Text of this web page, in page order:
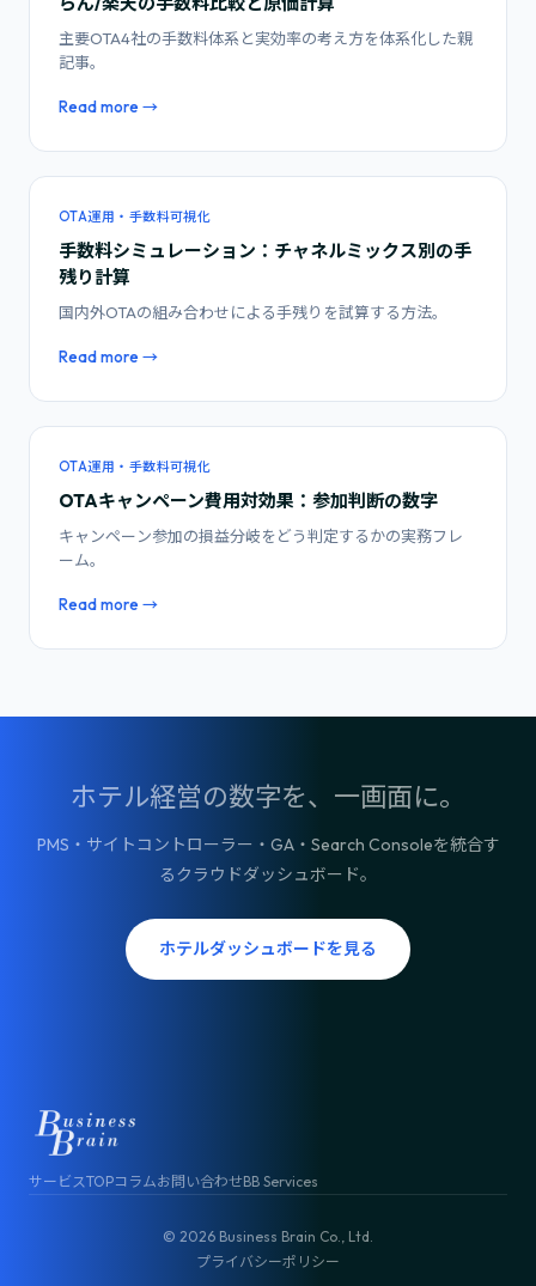
主要OTA4社の手数料体系と実効率の考え方を体系化した親
記事。
Read more →
OTA運用・手数料可視化
手数料シミュレーション：チャネルミックス別の手
残り計算
国内外OTAの組み合わせによる手残りを試算する方法。
Read more →
OTA運用・手数料可視化
OTAキャンペーン費用対効果：参加判断の数字
キャンペーン参加の損益分岐をどう判定するかの実務フレ
ーム。
Read more →
ホテル経営の数字を、一画面に。
PMS・サイトコントローラー・GA・Search Consoleを統合す
るクラウドダッシュボード。
ホテルダッシュボードを見る
サービスTOPコラムお問い合わせBB Services
© 2026 Business Brain Co., Ltd.
プライバシーポリシー